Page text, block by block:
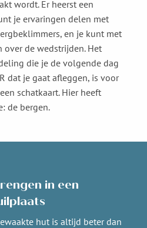
wordt. Er heerst een
je ervaringen delen met
en je kunt met
de wedstrijden. Het
die je de volgende dag
dat je gaat afleggen, is voor
schatkaart. Hier heeft
de bergen.
in een
hut is altijd beter dan